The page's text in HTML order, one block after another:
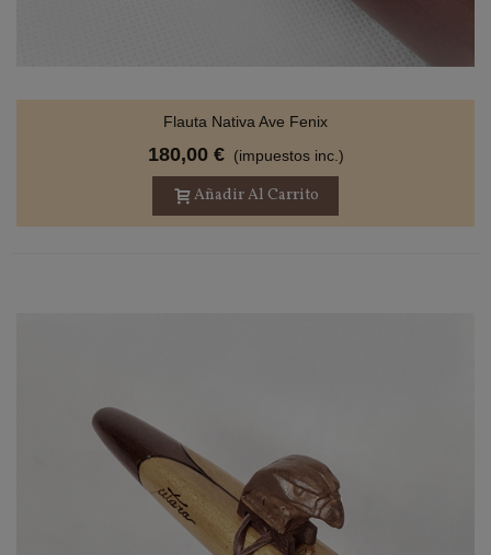
Flauta Nativa Ave Fenix
180,00 € (impuestos inc.)
Añadir Al Carrito